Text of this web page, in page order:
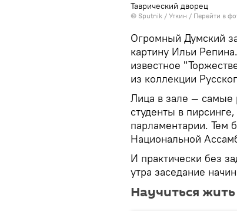
Таврический дворец
© Sputnik / Уткин / Перейти в
Огромный Думский
картину Ильи
известное
из коллекции
Лица в зале — самые
студенты в
парламентарии. Тем
Национальной
И практически без
утра заседание
Научиться